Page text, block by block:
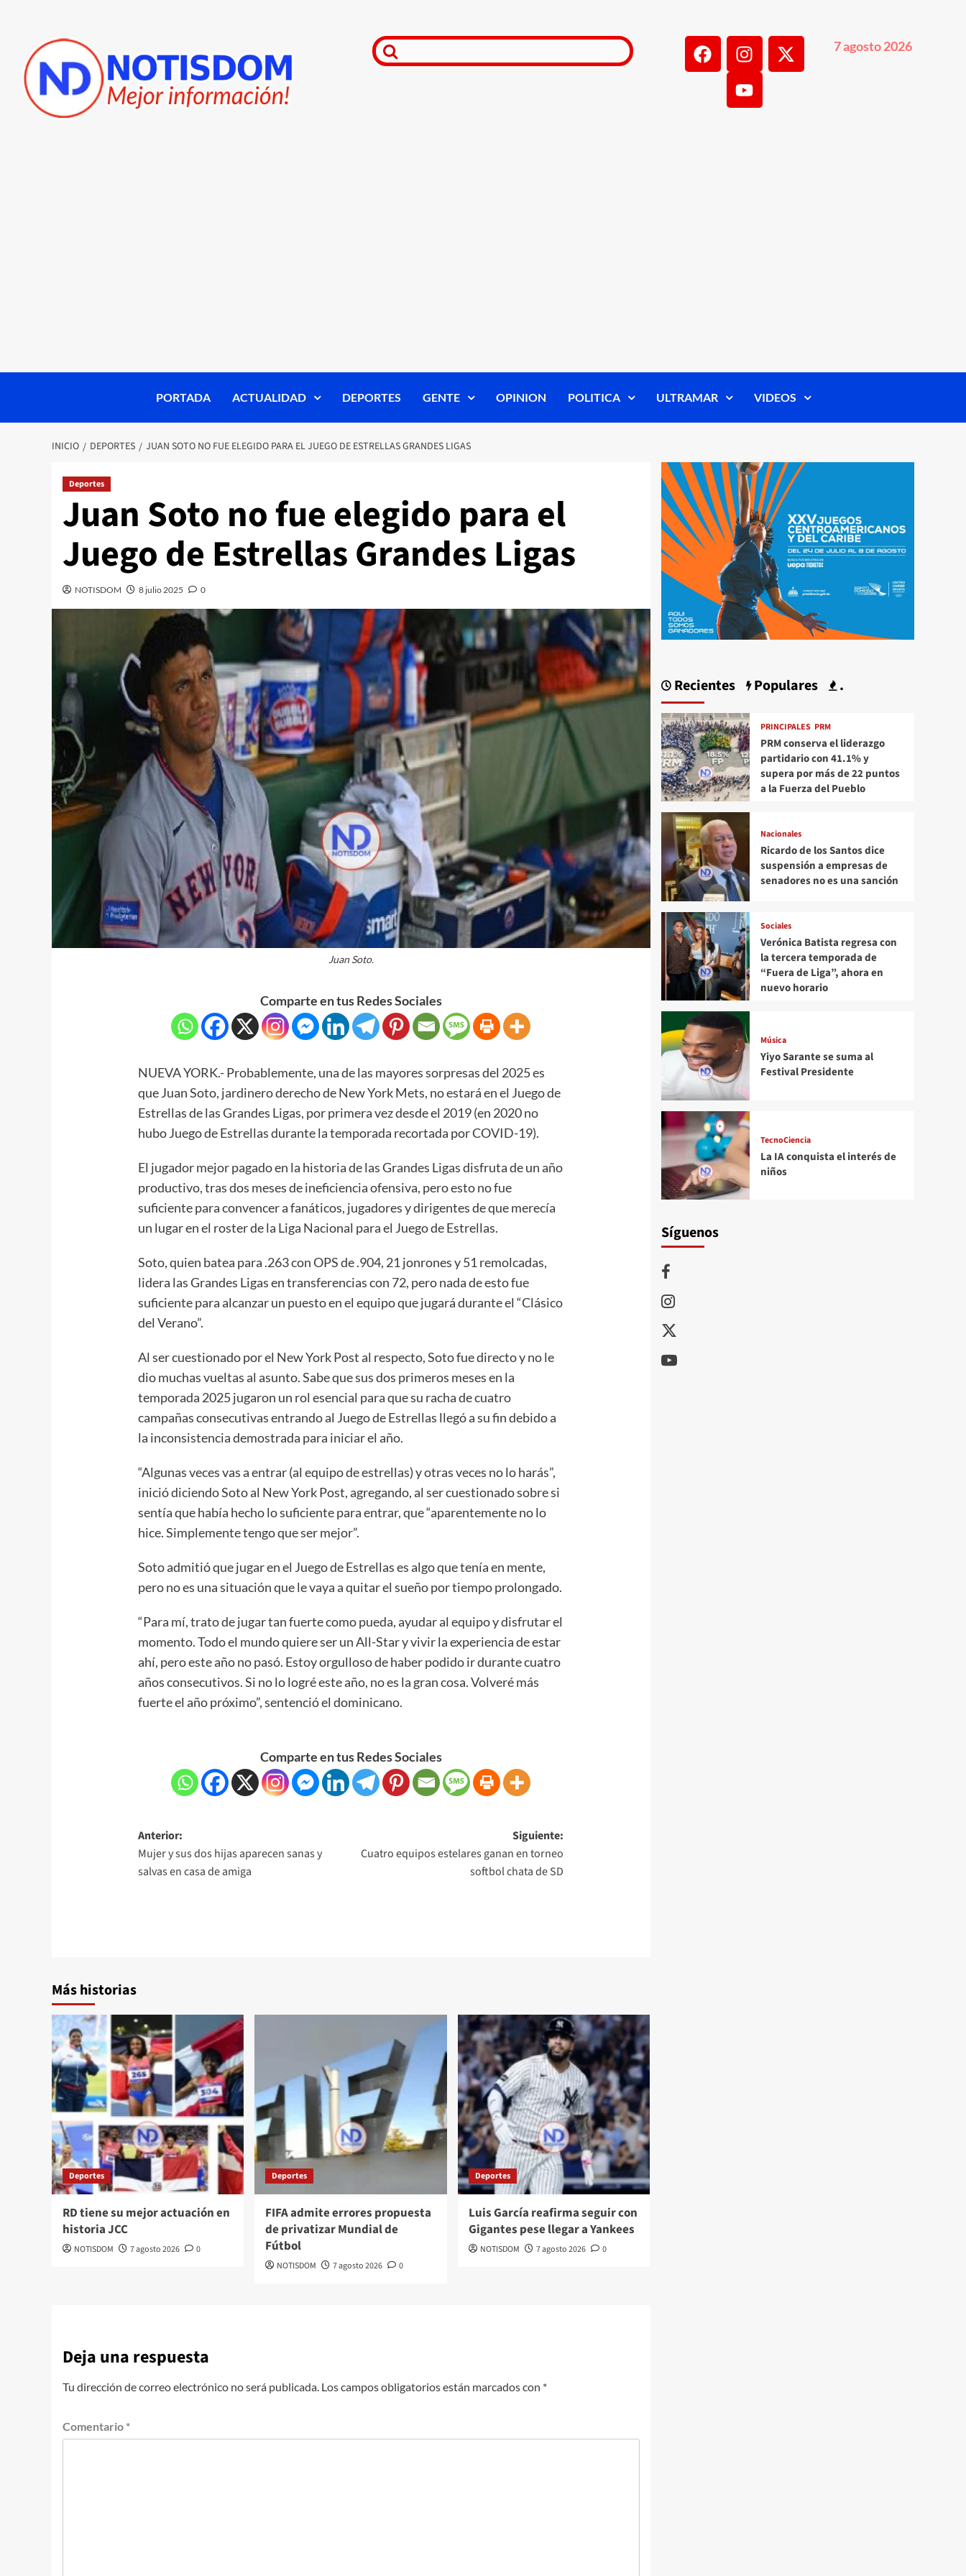
7 agosto 2026
PORTADA ACTUALIDAD DEPORTES GENTE OPINION POLITICA ULTRAMAR VIDEOS
INICIO DEPORTES JUAN SOTO NO FUE ELEGIDO PARA EL JUEGO DE ESTRELLAS GRANDES LIGAS
Deportes
Juan Soto no fue elegido para el
Juego de Estrellas Grandes Ligas
NOTISDOM 8 julio 2025 0
Juan Soto.
Comparte en tus Redes Sociales
NUEVA YORK.- Probablemente, una de las mayores sorpresas del 2025 es
que Juan Soto, jardinero derecho de New York Mets, no estará en el Juego de
Estrellas de las Grandes Ligas, por primera vez desde el 2019 (en 2020 no
hubo Juego de Estrellas durante la temporada recortada por COVID-19).
El jugador mejor pagado en la historia de las Grandes Ligas disfruta de un año
productivo, tras dos meses de ineficiencia ofensiva, pero esto no fue
suficiente para convencer a fanáticos, jugadores y dirigentes de que merecía
un lugar en el roster de la Liga Nacional para el Juego de Estrellas.
Soto, quien batea para .263 con OPS de .904, 21 jonrones y 51 remolcadas,
lidera las Grandes Ligas en transferencias con 72, pero nada de esto fue
suficiente para alcanzar un puesto en el equipo que jugará durante el “Clásico
del Verano”.
Al ser cuestionado por el New York Post al respecto, Soto fue directo y no le
dio muchas vueltas al asunto. Sabe que sus dos primeros meses en la
temporada 2025 jugaron un rol esencial para que su racha de cuatro
campañas consecutivas entrando al Juego de Estrellas llegó a su fin debido a
la inconsistencia demostrada para iniciar el año.
“Algunas veces vas a entrar (al equipo de estrellas) y otras veces no lo harás”,
inició diciendo Soto al New York Post, agregando, al ser cuestionado sobre si
sentía que había hecho lo suficiente para entrar, que “aparentemente no lo
hice. Simplemente tengo que ser mejor”.
Soto admitió que jugar en el Juego de Estrellas es algo que tenía en mente,
pero no es una situación que le vaya a quitar el sueño por tiempo prolongado.
“Para mí, trato de jugar tan fuerte como pueda, ayudar al equipo y disfrutar el
momento. Todo el mundo quiere ser un All-Star y vivir la experiencia de estar
ahí, pero este año no pasó. Estoy orgulloso de haber podido ir durante cuatro
años consecutivos. Si no lo logré este año, no es la gran cosa. Volveré más
fuerte el año próximo”, sentenció el dominicano.
Comparte en tus Redes Sociales
Anterior:
Mujer y sus dos hijas aparecen sanas y
salvas en casa de amiga
Siguiente:
Cuatro equipos estelares ganan en torneo
softbol chata de SD
Más historias
Deportes
RD tiene su mejor actuación en
historia JCC
NOTISDOM 7 agosto 2026 0
Deportes
FIFA admite errores propuesta
de privatizar Mundial de
Fútbol
NOTISDOM 7 agosto 2026 0
Deportes
Luis García reafirma seguir con
Gigantes pese llegar a Yankees
NOTISDOM 7 agosto 2026 0
Deja una respuesta
Tu dirección de correo electrónico no será publicada. Los campos obligatorios están marcados con *
Comentario *
Recientes Populares .
PRINCIPALES PRM
PRM conserva el liderazgo
partidario con 41.1% y
supera por más de 22 puntos
a la Fuerza del Pueblo
Nacionales
Ricardo de los Santos dice
suspensión a empresas de
senadores no es una sanción
Sociales
Verónica Batista regresa con
la tercera temporada de
“Fuera de Liga”, ahora en
nuevo horario
Música
Yiyo Sarante se suma al
Festival Presidente
TecnoCiencia
La IA conquista el interés de
niños
Síguenos